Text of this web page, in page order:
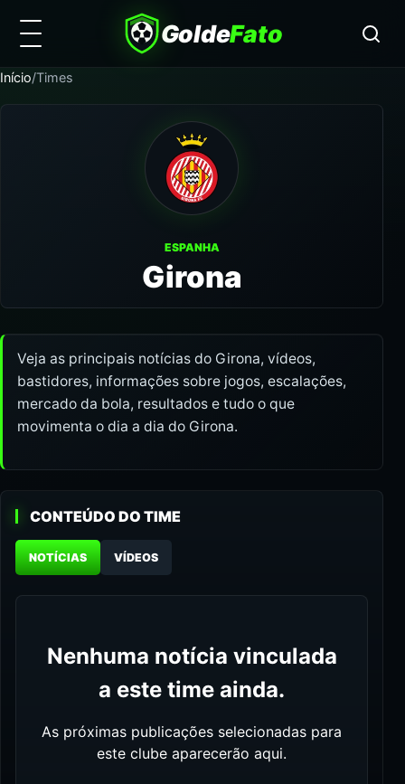
GoldeFato
Início/Times
ESPANHA
Girona
Veja as principais notícias do Girona, vídeos,
bastidores, informações sobre jogos, escalações,
mercado da bola, resultados e tudo o que
movimenta o dia a dia do Girona.
CONTEÚDO DO TIME
NOTÍCIAS VÍDEOS
Nenhuma notícia vinculada
a este time ainda.
As próximas publicações selecionadas para
este clube aparecerão aqui.